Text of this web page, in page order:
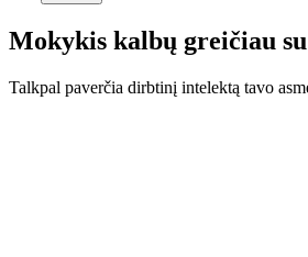
Mokykis kalbų greičiau
Talkpal paverčia dirbtinį intelektą tavo